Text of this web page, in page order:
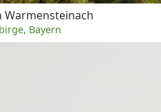
Warmensteinach
Bayern